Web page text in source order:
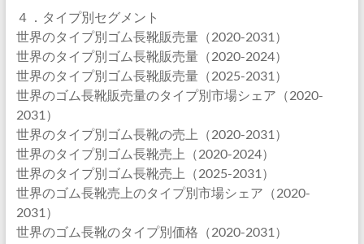
４．タイプ別セグメント
世界のタイプ別ゴム長靴販売量（2020-2031）
世界のタイプ別ゴム長靴販売量（2020-2024）
世界のタイプ別ゴム長靴販売量（2025-2031）
世界のゴム長靴販売量のタイプ別市場シェア（2020-
2031）
世界のタイプ別ゴム長靴の売上（2020-2031）
世界のタイプ別ゴム長靴売上（2020-2024）
世界のタイプ別ゴム長靴売上（2025-2031）
世界のゴム長靴売上のタイプ別市場シェア（2020-
2031）
世界のゴム長靴のタイプ別価格（2020-2031）